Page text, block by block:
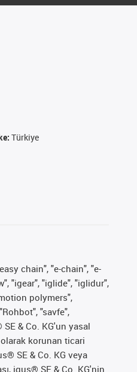
Türkiye
chain", "e-chain", "e-
"igear", "iglide", "iglidur",
polymers",
"savfe",
& Co. KG'un yasal
korunan ticari
SE & Co. KG veya
igus® SE & Co. KG'nin